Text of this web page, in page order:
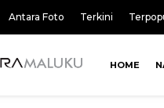
Antara Foto Terkini
HOME